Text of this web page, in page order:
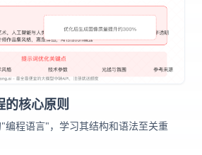
的核心原则
编程语言"，学习其结构和语法至关重